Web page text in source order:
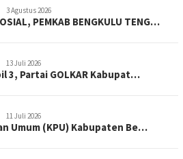
3 Agustus 2026
13 Juli 2026
11 Juli 2026